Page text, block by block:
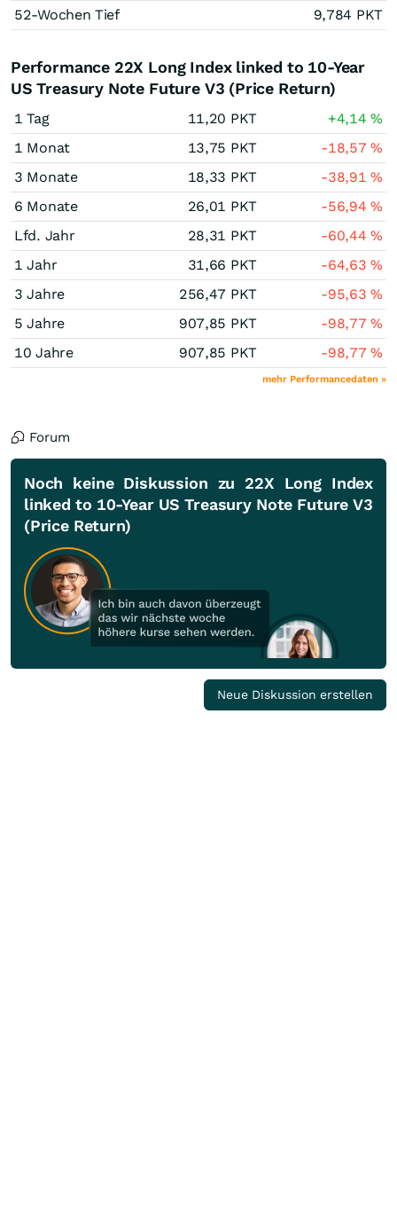
52-Wochen Tief 9,784 PKT
Performance 22X Long Index linked to 10-Year
US Treasury Note Future V3 (Price Return)
1 Tag 11,20 PKT +4,14%
1 Monat
13,75 PKT -18,57%
3 Monate
18,33 PKT -38,91%
6 Monate
26,01 PKT -56,94%
Lfd. Jahr
28,31 PKT -60,44%
1 Jahr
31,66 PKT -64,63%
3 Jahre
256,47 PKT -95,63%
5 Jahre
907,85 PKT -98,77%
10 Jahre
907,85 PKT -98,77%
mehr Performancedaten »
Forum
Noch keine Diskussion zu 22X Long Index
linked to 10-Year US Treasury Note Future V3
(Price Return)
Neue Diskussion erstellen